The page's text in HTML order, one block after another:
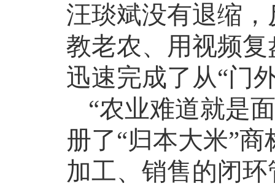
汪琰斌没有退缩
教老农、用视频
迅速完成了从“门
“农业难道就是
册了“归本大米”
加工、销售的闭